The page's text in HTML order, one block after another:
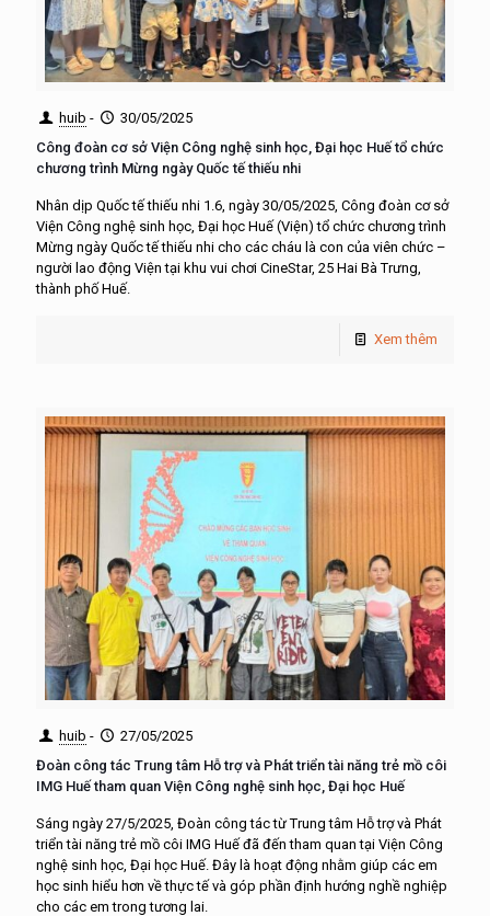
huib -
30/05/2025
Công đoàn cơ sở Viện Công nghệ sinh học, Đại học Huế tổ chức
chương trình Mừng ngày Quốc tế thiếu nhi
Nhân dịp Quốc tế thiếu nhi 1.6, ngày 30/05/2025, Công đoàn cơ sở
Viện Công nghệ sinh học, Đại học Huế (Viện) tổ chức chương trình
Mừng ngày Quốc tế thiếu nhi cho các cháu là con của viên chức –
người lao động Viện tại khu vui chơi CineStar, 25 Hai Bà Trưng,
thành phố Huế.
Xem thêm
huib -
27/05/2025
Đoàn công tác Trung tâm Hỗ trợ và Phát triển tài năng trẻ mồ côi
IMG Huế tham quan Viện Công nghệ sinh học, Đại học Huế
Sáng ngày 27/5/2025, Đoàn công tác từ Trung tâm Hỗ trợ và Phát
triển tài năng trẻ mồ côi IMG Huế đã đến tham quan tại Viện Công
nghệ sinh học, Đại học Huế. Đây là hoạt động nhằm giúp các em
học sinh hiểu hơn về thực tế và góp phần định hướng nghề nghiệp
cho các em trong tương lai.